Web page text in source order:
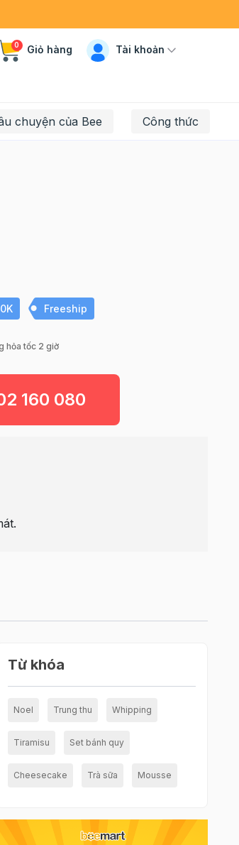
0 Giỏ hàng Tài khoản
chuyện của Bee Công thức
Freeship
hỏa tốc 2 giờ
160 080
Từ khóa
Noel Trung thu Whipping
Tiramisu Set bánh quy
Cheesecake Trà sữa Mousse